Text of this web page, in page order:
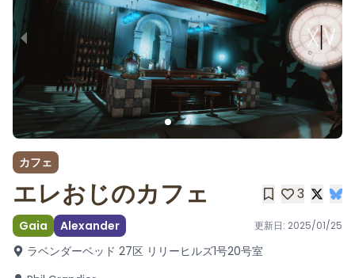
カフェ
エレおじのカフェ 3
Gaia Alexander 更新日: 2025/01/25
ラベンダーベッド 27区 リリーヒルズ1号20号室